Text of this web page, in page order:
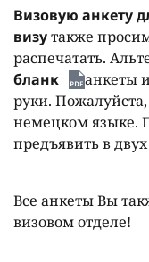
Визовую анкету
визутакже
распечатать.
бланк
анкеты
руки.
немецком языке.
предъявить в
Все анкеты Вы
визовом отделе!